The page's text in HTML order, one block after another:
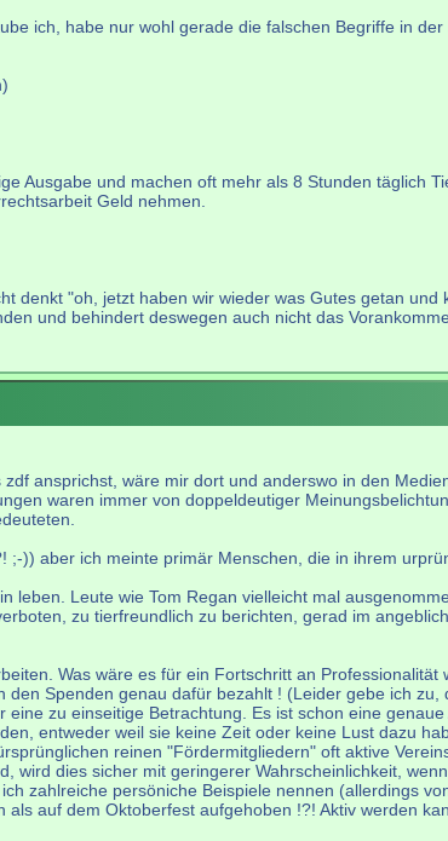
ich, habe nur wohl gerade die falschen Begriffe in
Ausgabe und machen oft mehr als 8 Stunden täglich
Geld nehmen.
denkt "oh, jetzt haben wir wieder was Gutes getan
und behindert deswegen auch nicht das
ansprichst, wäre mir dort und anderswo in den
waren immer von doppeldeutiger
)) aber ich meinte primär Menschen, die in ihrem
leben. Leute wie Tom Regan vielleicht mal
zu tierfreundlich zu berichten, gerad im
Was wäre es für ein Fortschritt an
Spenden genau dafür bezahlt ! (Leider gebe ich
zu einseitige Betrachtung. Es ist schon eine
entweder weil sie keine Zeit oder keine Lust dazu
reinen "Fördermitgliedern" oft aktive
wird dies sicher mit geringerer Wahrscheinlichkeit,
zahlreiche persöniche Beispiele nennen (allerdings
auf dem Oktoberfest aufgehoben !?! Aktiv werden